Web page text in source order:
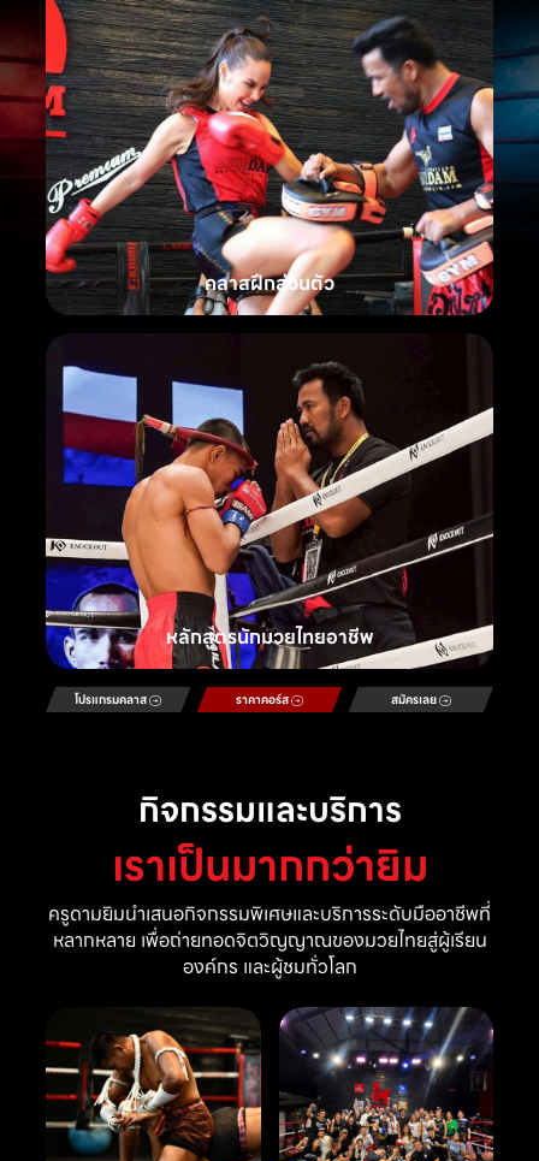
คลาสฝึกส่วนตัว
หลักสูตรนักมวยไทยอาชีพ
โปรแกรมคลาส ราคาคอร์ส สมัครเลย
กิจกรรมและบริการ
เราเป็นมากกว่ายิม
ครูดามยิมนำเสนอกิจกรรมพิเศษและบริการระดับมืออาชีพที่
หลากหลาย เพื่อถ่ายทอดจิตวิญญาณของมวยไทยสู่ผู้เรียน
องค์กร และผู้ชมทั่วโลก